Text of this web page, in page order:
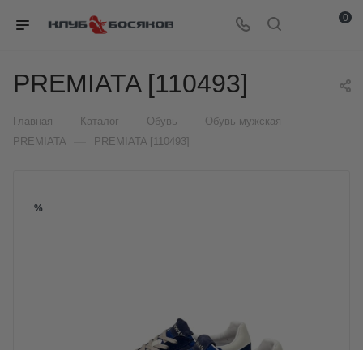
0
PREMIATA [110493]
Главная Каталог Обувь Обувь мужская
PREMIATA PREMIATA [110493]
%